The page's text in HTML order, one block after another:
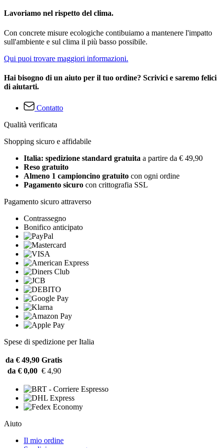
Lavoriamo nel rispetto del clima.
Con concrete misure ecologiche contibuiamo a mantenere l'impatto
sull'ambiente e sul clima il più basso possibile.
Qui puoi trovare maggiori informazioni.
Hai bisogno di un aiuto per il tuo ordine? Scrivici e saremo felici
di aiutarti.
Contatto
Qualità verificata
Shopping sicuro e affidabile
Italia: spedizione standard gratuita a partire da € 49,90
Reso gratuito
Almeno 1 campioncino gratuito con ogni ordine
Pagamento sicuro con crittografia SSL
Pagamento sicuro attraverso
Contrassegno
Bonifico anticipato
Spese di spedizione per Italia
da € 49,90 Gratis
da € 0,00 € 4,90
Aiuto
Il mio ordine